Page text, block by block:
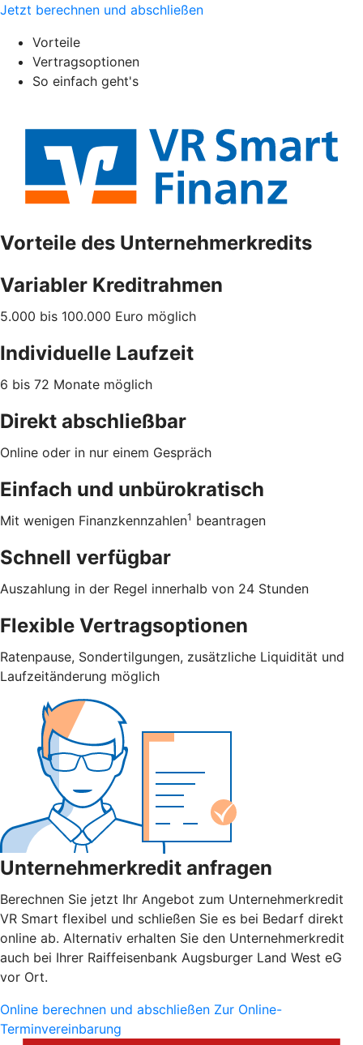
Jetzt berechnen und abschließen
Vorteile
Vertragsoptionen
So einfach geht's
Vorteile des Unternehmerkredits
Variabler Kreditrahmen
5.000 bis 100.000 Euro möglich
Individuelle Laufzeit
6 bis 72 Monate möglich
Direkt abschließbar
Online oder in nur einem Gespräch
Einfach und unbürokratisch
Mit wenigen Finanzkennzahlen1 beantragen
Schnell verfügbar
Auszahlung in der Regel innerhalb von 24 Stunden
Flexible Vertragsoptionen
Ratenpause, Sondertilgungen, zusätzliche Liquidität und
Laufzeitänderung möglich
Unternehmerkredit anfragen
Berechnen Sie jetzt Ihr Angebot zum Unternehmerkredit
VR Smart flexibel und schließen Sie es bei Bedarf direkt
online ab. Alternativ erhalten Sie den Unternehmerkredit
auch bei Ihrer Raiffeisenbank Augsburger Land West eG
vor Ort.
Online berechnen und abschließen Zur Online-
Terminvereinbarung